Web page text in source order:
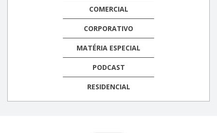
COMERCIAL
CORPORATIVO
MATÉRIA ESPECIAL
PODCAST
RESIDENCIAL